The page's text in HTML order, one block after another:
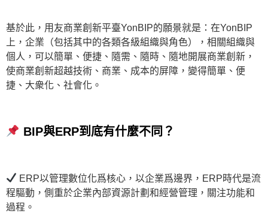
基於此，用友商業創新平臺YonBIP的願景就是：在YonBIP
上，企業（包括其中的各類各級組織與角色），相關組織與
個人，可以簡單、便捷、隨需、隨時、隨地開展商業創新，
使商業創新超越技術、商業、成本的屏障，變得簡單、便
捷、大衆化、社會化。
BIP與ERP到底有什麼不同？
ERP以管理數位化爲核心，以企業爲邊界，ERP時代是流
程驅動，側重於企業內部資源計劃和經營管理，關注功能和
過程。